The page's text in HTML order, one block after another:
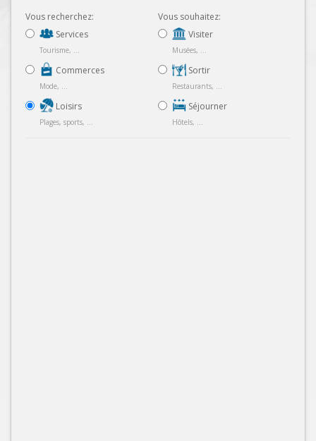
Vous recherchez:
Services
Tourisme, ...
Commerces
Mode, ...
Loisirs
Plages, sports, ...
Vous souhaitez:
Visiter
Musées, ...
Sortir
Restaurants, ...
Séjourner
Hôtels, ...